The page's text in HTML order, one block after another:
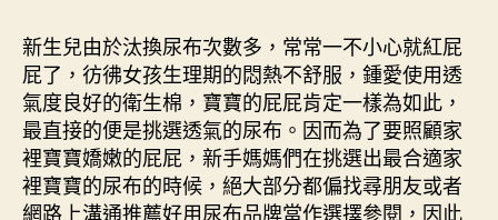
新生兒由於汰換尿布次數多，常常一不小心就紅屁
屁了，彷彿女孩生理期的悶熱不舒服，鍾愛使用透
氣度良好的衛生棉，寶寶的屁屁肯定一樣為如此，
最直接的便是挑選透氣的尿布。因而為了要照顧家
裡寶寶嬌嫩的屁屁，新手媽媽們在挑選出最合適家
裡寶寶的尿布的時候，絕大部分都偏找尋朋友或者
網路上溝通推薦好用尿布品牌當作選擇參閱，因此